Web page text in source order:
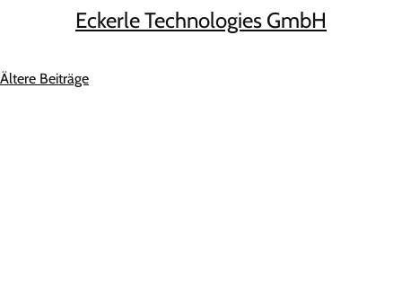
Eckerle Technologies GmbH
Beitragsnavigation
Ältere Beiträge